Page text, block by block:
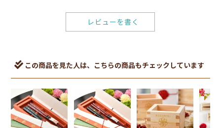
レビューを書く
この商品を見た人は、こちらの商品もチェックしています